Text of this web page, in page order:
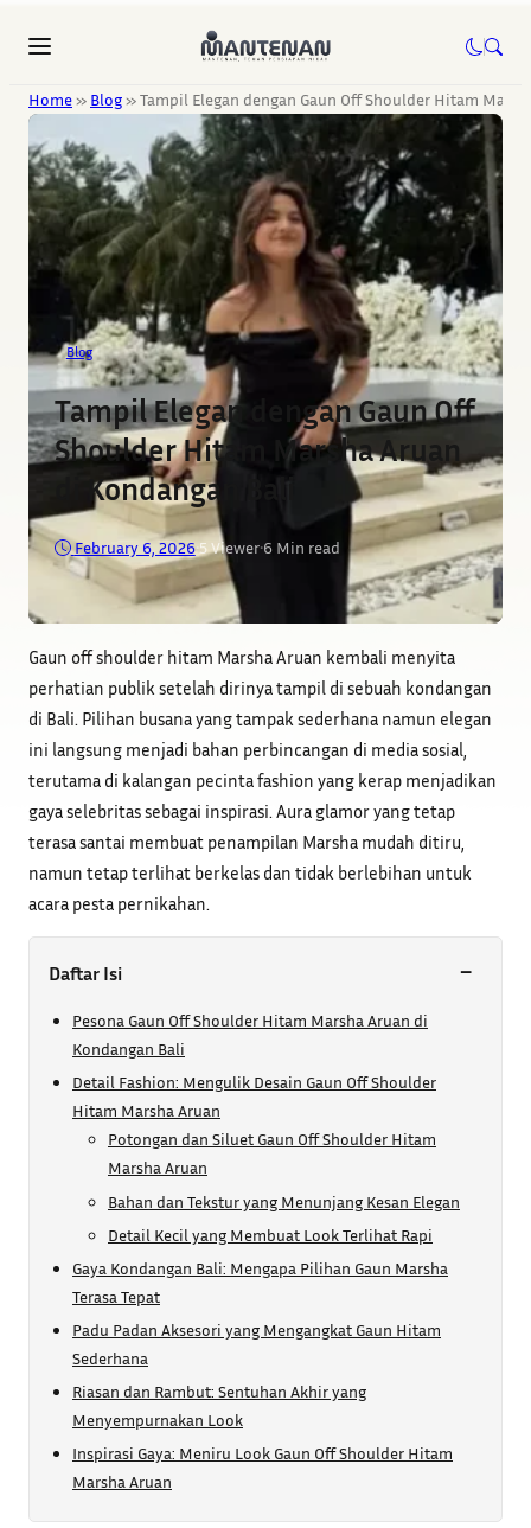
Home » Blog »Tampil Elegan dengan Gaun Off Shoulder Hitam
Blog
Tampil Elegan dengan Gaun Off
Shoulder Hitam Marsha Aruan
di Kondangan Bali
February 6, 2026•5 Viewer•6 Min read
Gaun off shoulder hitam Marsha Aruan kembali menyita
perhatian publik setelah dirinya tampil di sebuah kondangan
di Bali. Pilihan busana yang tampak sederhana namun elegan
ini langsung menjadi bahan perbincangan di media sosial,
terutama di kalangan pecinta fashion yang kerap menjadikan
gaya selebritas sebagai inspirasi. Aura glamor yang tetap
terasa santai membuat penampilan Marsha mudah ditiru,
namun tetap terlihat berkelas dan tidak berlebihan untuk
acara pesta pernikahan.
Daftar Isi −
Pesona Gaun Off Shoulder Hitam Marsha Aruan di
Kondangan Bali
Detail Fashion: Mengulik Desain Gaun Off Shoulder
Hitam Marsha Aruan
Potongan dan Siluet Gaun Off Shoulder Hitam
Marsha Aruan
Bahan dan Tekstur yang Menunjang Kesan Elegan
Detail Kecil yang Membuat Look Terlihat Rapi
Gaya Kondangan Bali: Mengapa Pilihan Gaun Marsha
Terasa Tepat
Padu Padan Aksesori yang Mengangkat Gaun Hitam
Sederhana
Riasan dan Rambut: Sentuhan Akhir yang
Menyempurnakan Look
Inspirasi Gaya: Meniru Look Gaun Off Shoulder Hitam
Marsha Aruan